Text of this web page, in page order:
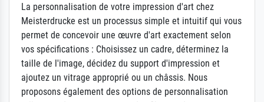
La personnalisation de votre impression d'art chez
Meisterdrucke est un processus simple et intuitif qui vous
permet de concevoir une œuvre d'art exactement selon
vos spécifications : Choisissez un cadre, déterminez la
taille de l'image, décidez du support d'impression et
ajoutez un vitrage approprié ou un châssis. Nous
proposons également des options de personnalisation